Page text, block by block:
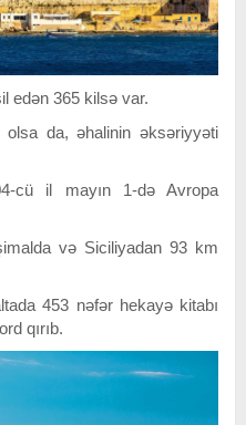
edən 365 kilsə var.
da, əhalinin əksəriyyəti
cü il mayın 1-də Avropa
və Siciliyadan 93 km
453 nəfər hekayə kitabı
qırıb.